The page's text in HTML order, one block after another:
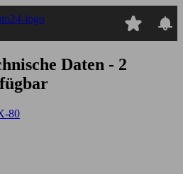
Daten - 2
80